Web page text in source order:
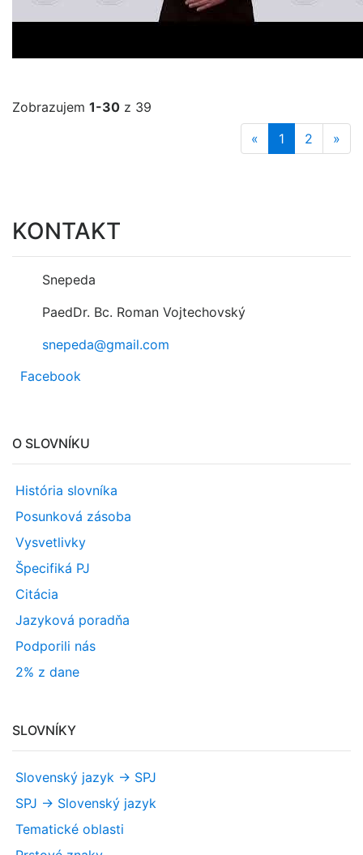
Zobrazujem 1-30 z 39
«
1 2 »
KONTAKT
Snepeda
PaedDr. Bc. Roman Vojtechovský
snepeda@gmail.com
Facebook
O SLOVNÍKU
História slovníka
Posunková zásoba
Vysvetlivky
Špecifiká PJ
Citácia
Jazyková poradňa
Podporili nás
2% z dane
SLOVNÍKY
Slovenský jazyk -> SPJ
SPJ -> Slovenský jazyk
Tematické oblasti